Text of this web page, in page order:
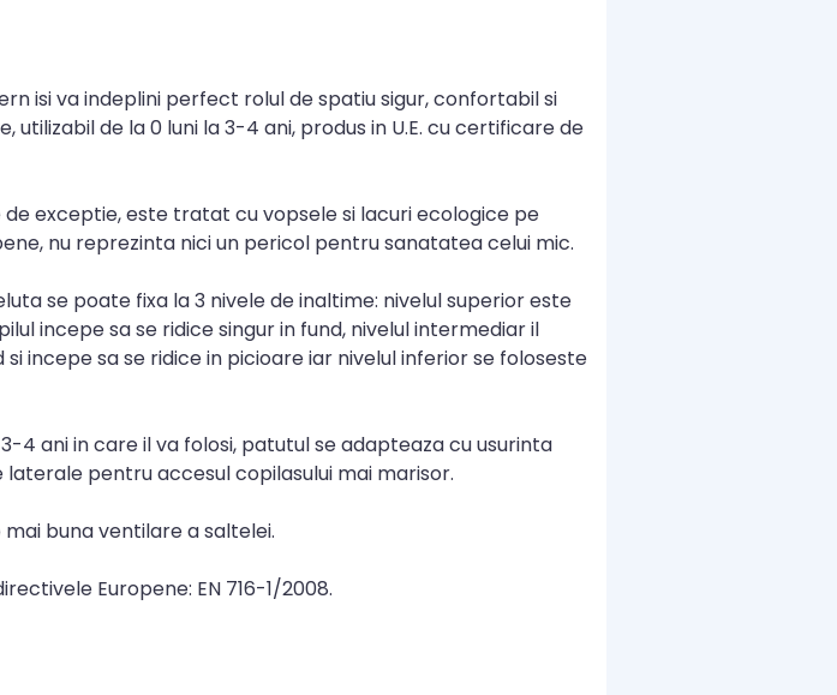
isi va indeplini perfect rolul de spatiu sigur, confortabil si
de la 0 luni la 3-4 ani, produs in U.E. cu certificare de
exceptie, este tratat cu vopsele si lacuri ecologice pe
nu reprezinta nici un pericol pentru sanatatea celui mic.
se poate fixa la 3 nivele de inaltime: nivelul superior este
incepe sa se ridice singur in fund, nivelul intermediar il
incepe sa se ridice in picioare iar nivelul inferior se foloseste
4 ani in care il va folosi, patutul se adapteaza cu usurinta
pentru accesul copilasului mai marisor.
buna ventilare a saltelei.
Europene: EN 716-1/2008.